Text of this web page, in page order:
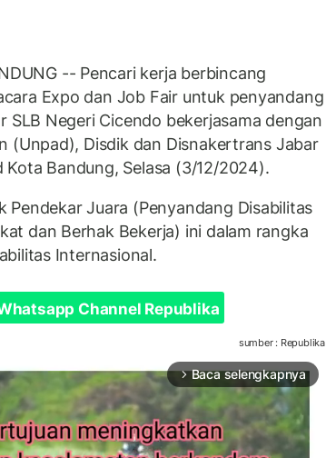
-- Pencari kerja berbincang
Expo dan Job Fair untuk penyandang
SLB Negeri Cicendo bekerjasama dengan
(Unpad), Disdik dan Disnakertrans Jabar
Kota Bandung, Selasa (3/12/2024).
Pendekar Juara (Penyandang Disabilitas
dan Berhak Bekerja) ini dalam rangka
Internasional.
Channel Republika
sumber : Republika
arrow_forward_ios Baca selengkapnya